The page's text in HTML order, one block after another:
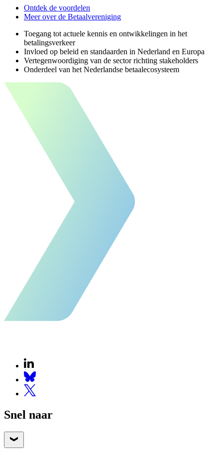
Ontdek de voordelen
Meer over de Betaalvereniging
Toegang tot actuele kennis en ontwikkelingen in het
betalingsverkeer
Invloed op beleid en standaarden in Nederland en Europa
Vertegenwoordiging van de sector richting stakeholders
Onderdeel van het Nederlandse betaalecosysteem
Snel naar